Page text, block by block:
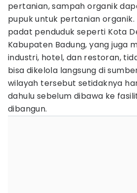
pertanian, sampah organik
pupuk untuk pertanian organik.
padat penduduk seperti Kota
Kabupaten Badung, yang juga
industri, hotel, dan restoran,
bisa dikelola langsung di
wilayah tersebut setidaknya
dahulu sebelum dibawa ke
dibangun.